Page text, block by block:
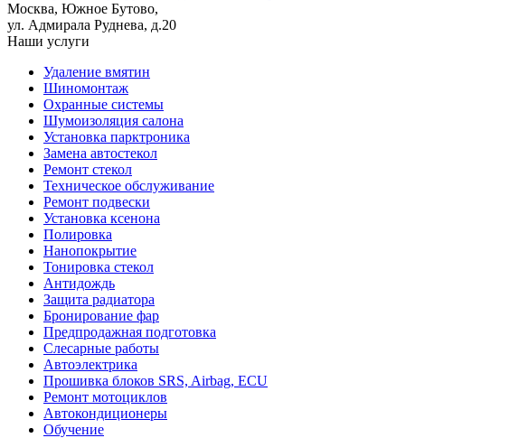
Москва, Южное Бутово,
ул. Адмирала Руднева, д.20
Наши услуги
Удаление вмятин
Шиномонтаж
Охранные системы
Шумоизоляция салона
Установка парктроника
Замена автостекол
Ремонт стекол
Техническое обслуживание
Ремонт подвески
Установка ксенона
Полировка
Нанопокрытие
Тонировка стекол
Антидождь
Защита радиатора
Бронирование фар
Предпродажная подготовка
Слесарные работы
Автоэлектрика
Прошивка блоков SRS, Airbag, ECU
Ремонт мотоциклов
Автокондиционеры
Обучение